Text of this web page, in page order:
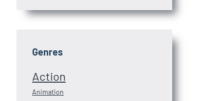
Genres
Action
Animation